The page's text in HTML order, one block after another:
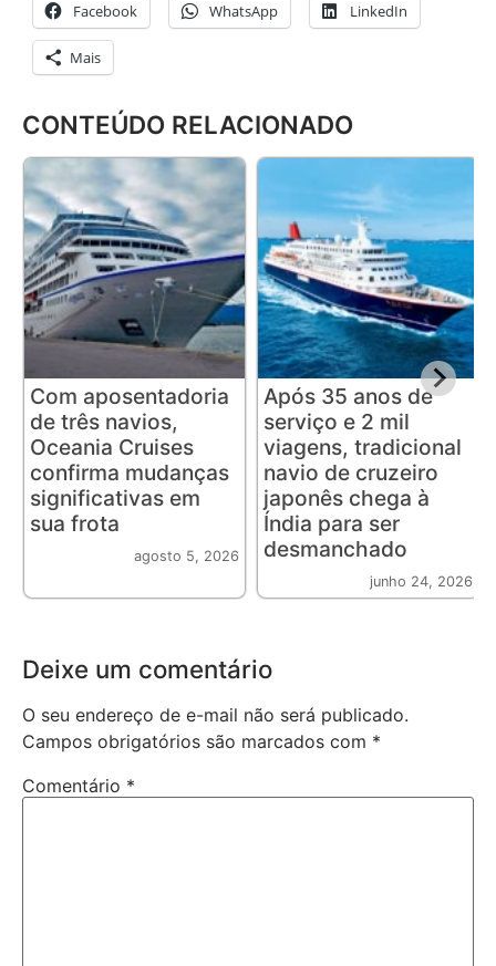
Facebook WhatsApp LinkedIn
Mais
CONTEÚDO RELACIONADO
Com aposentadoria
de três navios,
Oceania Cruises
confirma mudanças
significativas em
sua frota
agosto 5, 2026
Após 35 anos de
serviço e 2 mil
viagens, tradicional
navio de cruzeiro
japonês chega à
Índia para ser
desmanchado
junho 24, 2026
Deixe um comentário
O seu endereço de e-mail não será publicado.
Campos obrigatórios são marcados com *
Comentário *